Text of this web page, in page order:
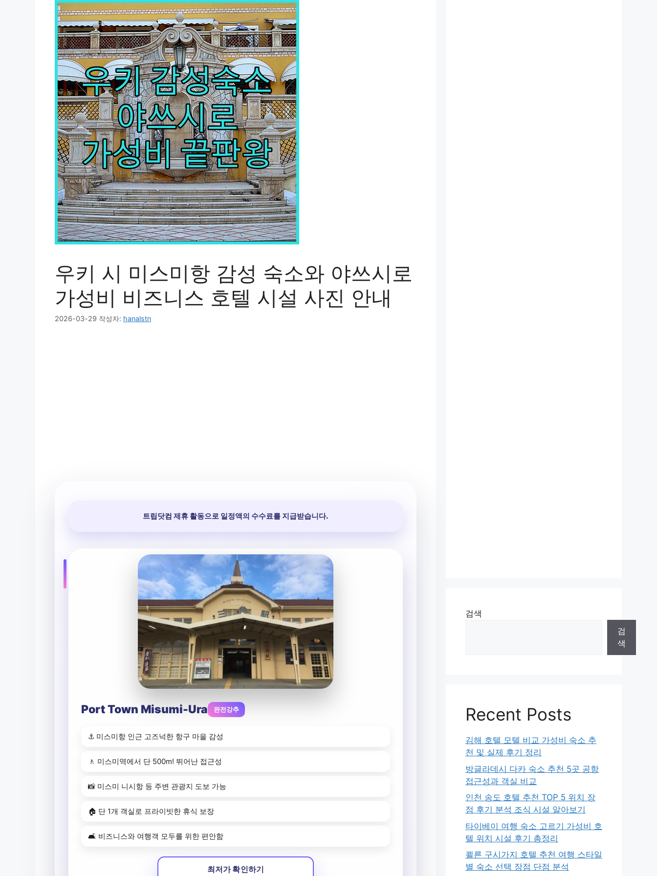
우키 시 미스미항 감성 숙소와 야쓰시로
가성비 비즈니스 호텔 시설 사진 안내
2026-03-29 작성자: hanalstn
트립닷컴 제휴 활동으로 일정액의 수수료를 지급받습니다.
Port Town Misumi-Ura 완전강추
⚓ 미스미항 인근 고즈넉한 항구 마을 감성
🚶 미스미역에서 단 500m! 뛰어난 접근성
📸 미스미 니시항 등 주변 관광지 도보 가능
🏠 단 1개 객실로 프라이빗한 휴식 보장
🛋️ 비즈니스와 여행객 모두를 위한 편안함
최저가 확인하기
검색
검
색
Recent Posts
김해 호텔 모텔 비교 가성비 숙소 추
천 및 실제 후기 정리
방글라데시 다카 숙소 추천 5곳 공항
접근성과 객실 비교
인천 송도 호텔 추천 TOP 5 위치 장
점 후기 분석 조식 시설 알아보기
타이베이 여행 숙소 고르기 가성비 호
텔 위치 시설 후기 총정리
쾰른 구시가지 호텔 추천 여행 스타일
별 숙소 선택 장점 단점 분석